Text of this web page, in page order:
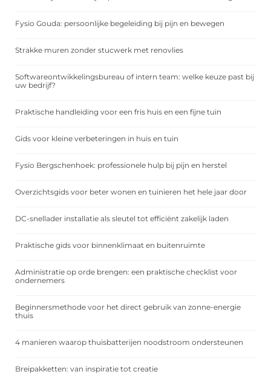
Fysio Gouda: persoonlijke begeleiding bij pijn en bewegen
Strakke muren zonder stucwerk met renovlies
Softwareontwikkelingsbureau of intern team: welke keuze past bij
uw bedrijf?
Praktische handleiding voor een fris huis en een fijne tuin
Gids voor kleine verbeteringen in huis en tuin
Fysio Bergschenhoek: professionele hulp bij pijn en herstel
Overzichtsgids voor beter wonen en tuinieren het hele jaar door
DC-snellader installatie als sleutel tot efficiënt zakelijk laden
Praktische gids voor binnenklimaat en buitenruimte
Administratie op orde brengen: een praktische checklist voor
ondernemers
Beginnersmethode voor het direct gebruik van zonne-energie
thuis
4 manieren waarop thuisbatterijen noodstroom ondersteunen
Breipakketten: van inspiratie tot creatie